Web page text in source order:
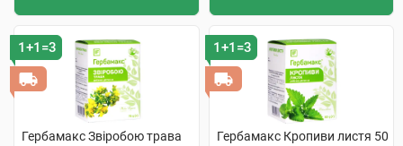
1+1=3
Гербамакс Звіробою трава
1+1=3
Гербамакс Кропиви листя 50